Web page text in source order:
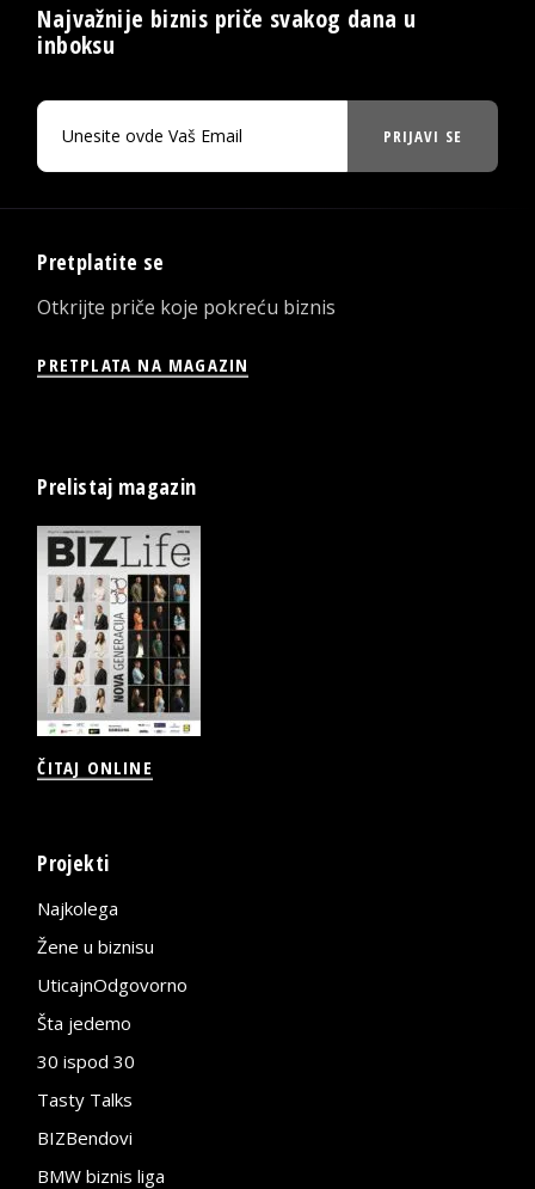
Najvažnije biznis priče svakog dana u
inboksu
PRIJAVI SE
Pretplatite se
Otkrijte priče koje pokreću biznis
PRETPLATA NA MAGAZIN
Prelistaj magazin
ČITAJ ONLINE
Projekti
Najkolega
Žene u biznisu
UticajnOdgovorno
Šta jedemo
30 ispod 30
Tasty Talks
BIZBendovi
BMW biznis liga